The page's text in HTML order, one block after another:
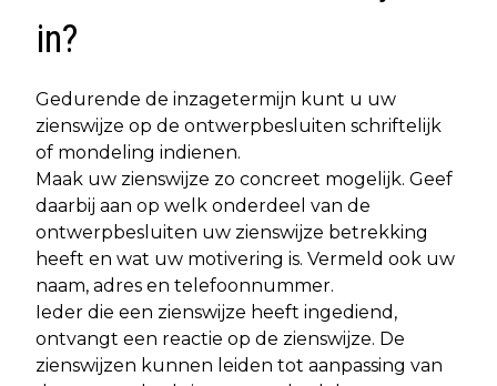
in?
Gedurende de inzagetermijn kunt u uw
zienswijze op de ontwerpbesluiten schriftelijk
of mondeling indienen.
Maak uw zienswijze zo concreet mogelijk. Geef
daarbij aan op welk onderdeel van de
ontwerpbesluiten uw zienswijze betrekking
heeft en wat uw motivering is. Vermeld ook uw
naam, adres en telefoonnummer.
Ieder die een zienswijze heeft ingediend,
ontvangt een reactie op de zienswijze. De
zienswijzen kunnen leiden tot aanpassing van